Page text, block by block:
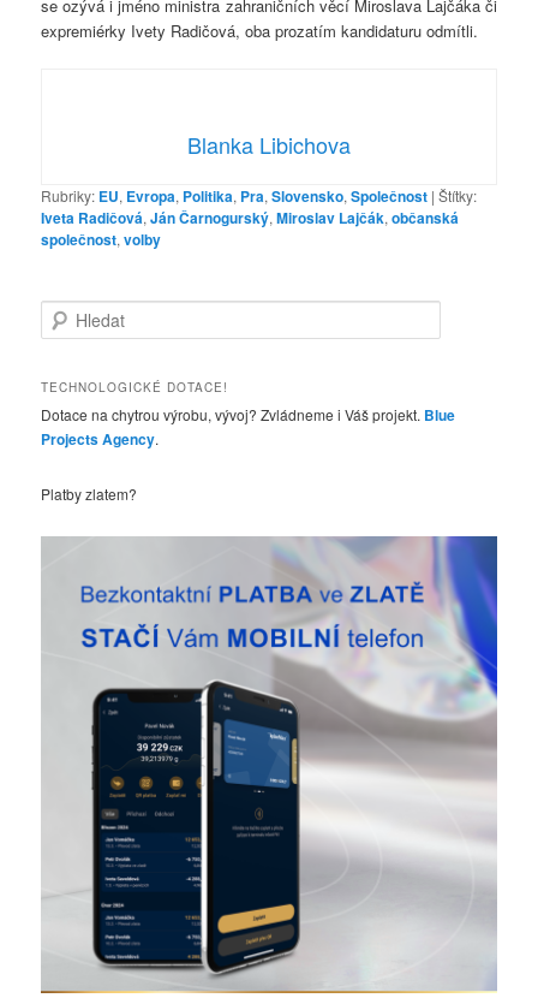
se ozývá i jméno ministra zahraničních věcí Miroslava Lajčáka či
expremiérky Ivety Radičová, oba prozatím kandidaturu odmítli.
Blanka Libichova
Rubriky: EU, Evropa, Politika, Pra,Slovensko,Společnost |Štítky:
Iveta Radičová,Ján Čarnogurský,Miroslav Lajčák,občanská
společnost,volby
l
d
t
TECHNOLOGICKÉ DOTACE!
Dotace na chytrou výrobu, vývoj? Zvládneme i Váš projekt. Blue
Projects Agency.
Platby zlatem?